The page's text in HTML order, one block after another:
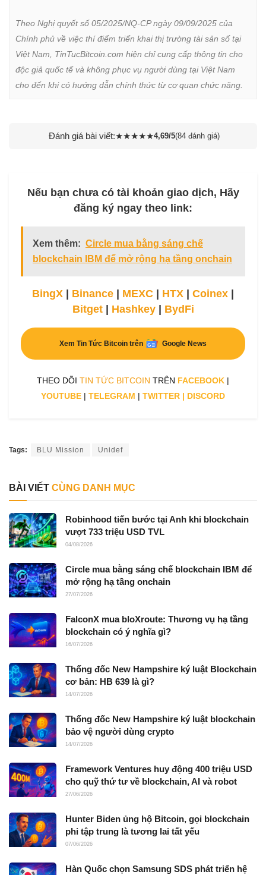
Theo Nghị quyết số 05/2025/NQ-CP ngày 09/09/2025 của
Chính phủ về việc thí điểm triển khai thị trường tài sản số tại
Việt Nam, TinTucBitcoin.com hiện chỉ cung cấp thông tin cho
độc giả quốc tế và không phục vụ người dùng tại Việt Nam
cho đến khi có hướng dẫn chính thức từ cơ quan chức năng.
Đánh giá bài viết:★★★★★4,69/5(84 đánh giá)
Nếu bạn chưa có tài khoản giao dịch, Hãy
đăng ký ngay theo link:
Xem thêm: Circle mua bằng sáng chế
blockchain IBM để mở rộng hạ tầng onchain
BingX Binance MEXC HTX Coinex
Bitget| Hashkey| BydFi
Xem Tin Tức Bitcoin trên Google News
THEO DÕI TIN TỨC BITCOIN TRÊN FACEBOOK |
YOUTUBE | TELEGRAM | TWITTER | DISCORD
Tags: BLU Mission Unidef
BÀI VIẾT CÙNG DANH MỤC
Robinhood tiến bước tại Anh khi blockchain
vượt 733 triệu USD TVL
04/08/2026
Circle mua bằng sáng chế blockchain IBM để
mở rộng hạ tầng onchain
27/07/2026
FalconX mua bloXroute: Thương vụ hạ tầng
blockchain có ý nghĩa gì?
16/07/2026
Thống đốc New Hampshire ký luật Blockchain
cơ bản: HB 639 là gì?
14/07/2026
Thống đốc New Hampshire ký luật blockchain
bảo vệ người dùng crypto
14/07/2026
Framework Ventures huy động 400 triệu USD
cho quỹ thứ tư về blockchain, AI và robot
27/06/2026
Hunter Biden ủng hộ Bitcoin, gọi blockchain
phi tập trung là tương lai tất yếu
07/06/2026
Hàn Quốc chọn Samsung SDS phát triển hệ